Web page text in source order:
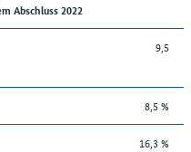
Abschluss 2022
9,5
8,5 %
16,3 %